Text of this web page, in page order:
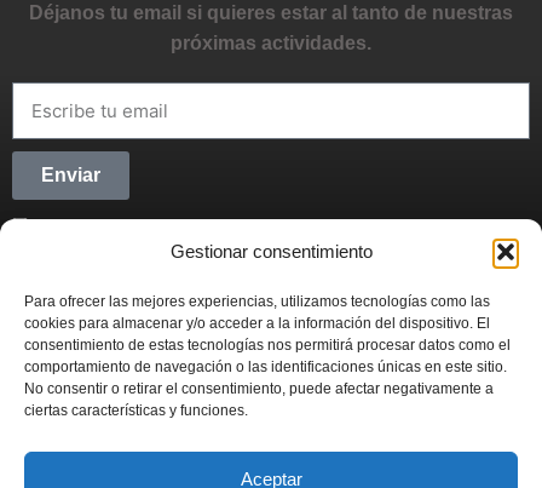
Gestionar consentimiento
Para ofrecer las mejores experiencias, utilizamos tecnologías como las
cookies para almacenar y/o acceder a la información del dispositivo. El
consentimiento de estas tecnologías nos permitirá procesar datos como el
comportamiento de navegación o las identificaciones únicas en este sitio.
No consentir o retirar el consentimiento, puede afectar negativamente a
ciertas características y funciones.
Aceptar
Déjanos tu email si quieres estar al tanto de nuestras
próximas actividades.
Enviar
Síguenos en Redes Sociales y forma parte del
movimiento emprendedor.